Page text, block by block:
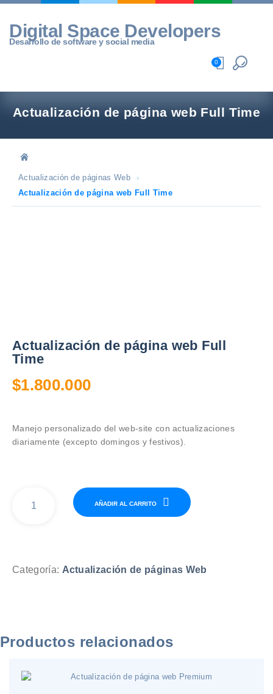
Skip
content
Digital Space Developers
Desarrollo de software y social media
0
Actualización de página web Full Time
Actualización de páginas Web
Actualización de página web Full Time
Actualización de página web Full
Time
$1.800.000
Manejo personalizado del web-site con actualizaciones
diariamente (excepto domingos y festivos).
Time
AÑADIR AL CARRITO
Categoría: Actualización de páginas Web
Productos relacionados